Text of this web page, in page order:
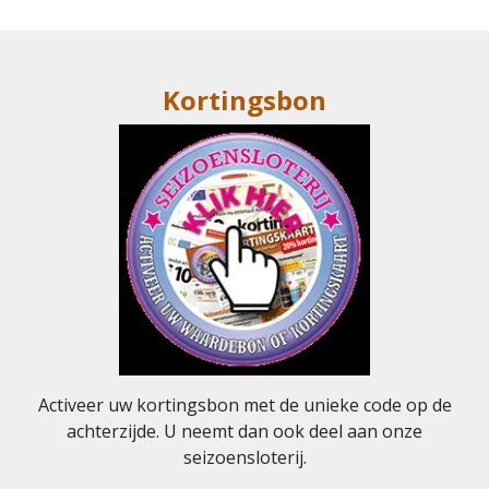
Kortingsbon
Activeer uw kortingsbon met de unieke code op de
achterzijde. U neemt dan ook deel aan onze
seizoensloterij.